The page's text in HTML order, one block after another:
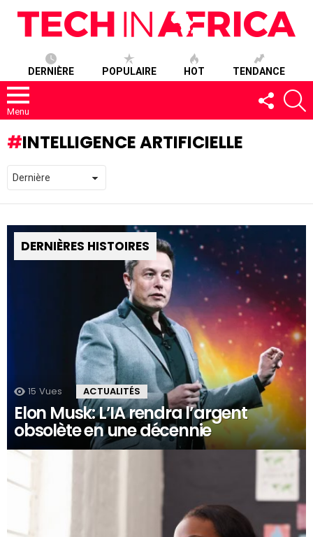
DERNIÈRE POPULAIRE HOT TENDANCE
Menu
SUIVEZ-
NOUS
INTELLIGENCE ARTIFICIELLE
DERNIÈRES HISTOIRES
15 Vues ACTUALITÉS
Elon Musk: L’IA rendra l’argent
obsolète en une décennie